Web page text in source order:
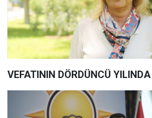
VEFATININ DÖRDÜNCÜ